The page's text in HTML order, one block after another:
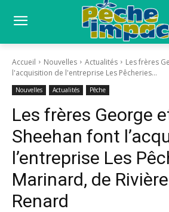
Accueil Nouvelles Actualités
Les frères
l'acquisition de l'entreprise Les Pêcheries...
Nouvelles Actualités Pêche
Les frères George
Sheehan font
l’entreprise Les
Marinard, de
Renard